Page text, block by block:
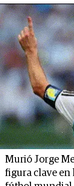
Murió Jorge
figura clave en